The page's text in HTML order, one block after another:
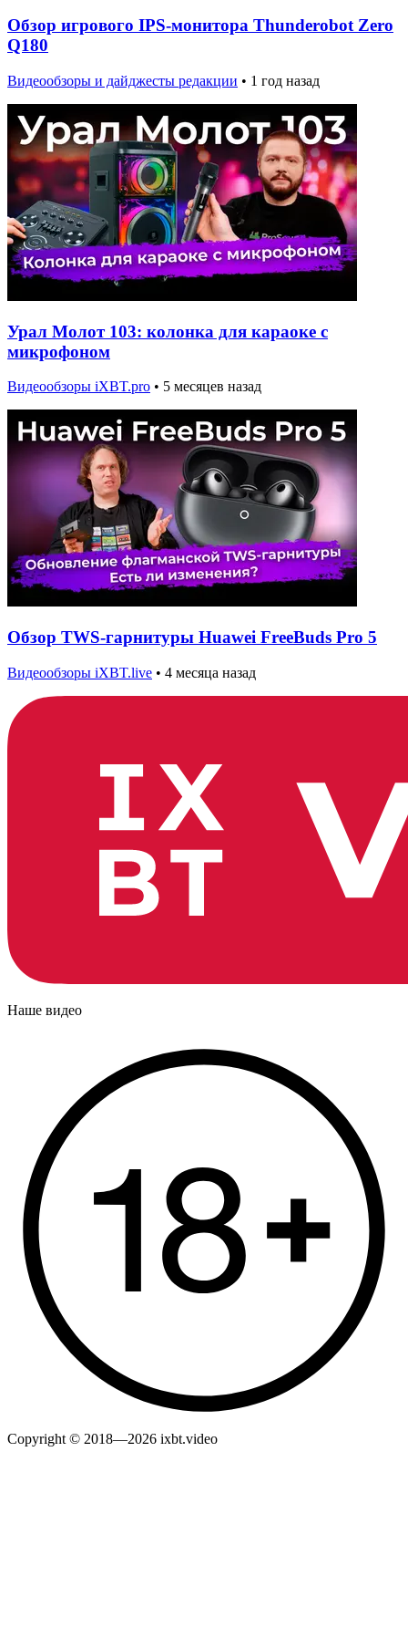
Обзор игрового IPS-монитора Thunderobot Zero
Q180
Видеообзоры и дайджесты редакции • 1 год назад
Урал Молот 103: колонка для караоке с
микрофоном
Видеообзоры iXBT.pro • 5 месяцев назад
Обзор TWS-гарнитуры Huawei FreeBuds Pro 5
Видеообзоры iXBT.live • 4 месяца назад
Наше видео
Copyright © 2018—2026 ixbt.video